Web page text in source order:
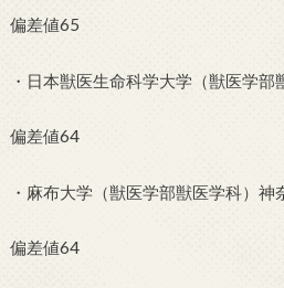
偏差値65
・日本獣医生命科学大学（獣医学部
偏差値64
・麻布大学（獣医学部獣医学科）神
偏差値64